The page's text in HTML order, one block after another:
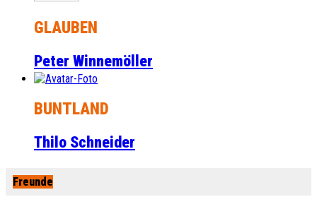
GLAUBEN
Peter Winnemöller
BUNTLAND
Thilo Schneider
Freunde